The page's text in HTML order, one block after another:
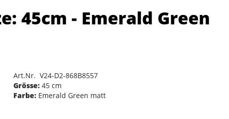
45cm - Emerald Green
Art.Nr. V24-D2-868B8557
Grösse:45 cm
Farbe:Emerald Green matt